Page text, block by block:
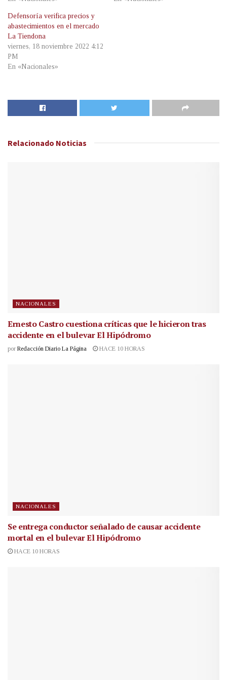
Defensoría verifica precios y
abastecimientos en el mercado
La Tiendona
viernes, 18 noviembre 2022 4:12
PM
En «Nacionales»
Relacionado Noticias
NACIONALES
Ernesto Castro cuestiona críticas que le hicieron tras
accidente en el bulevar El Hipódromo
por Redacción Diario La Página HACE 10 HORAS
NACIONALES
Se entrega conductor señalado de causar accidente
mortal en el bulevar El Hipódromo
HACE 10 HORAS